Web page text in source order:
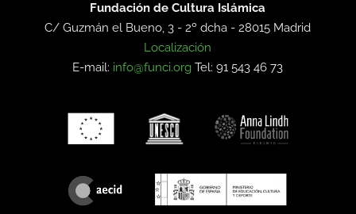
Fundación de Cultura Islámica
C/ Guzmán el Bueno, 3 - 2º dcha -28015 Madrid
Localización
E-mail: info@funci.org Tel: 91 543 46 73